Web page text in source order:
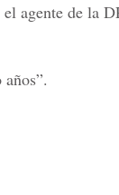
agente de la